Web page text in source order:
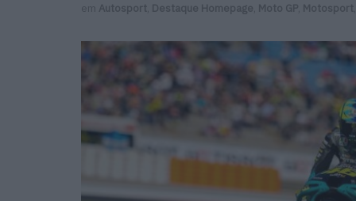
em
Autosport Destaque Homepage Moto GP Motosport